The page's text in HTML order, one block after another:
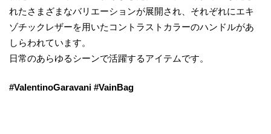
れたさまざまなバリエーションが展開され、それぞれにエキ
ゾチックレザーを用いたコントラストカラーのハンドルがあ
しらわれています。
日常のあらゆるシーンで活躍するアイテムです。
#ValentinoGaravani #VainBag